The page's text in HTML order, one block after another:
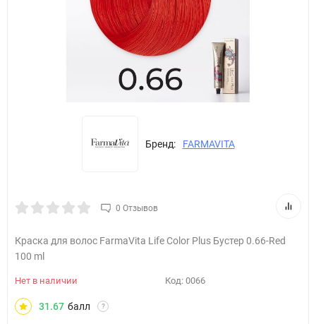
Бренд: FARMAVITA
0 Отзывов
Краска для волос FarmaVita Life Color Plus Бустер 0.66-Red
100 ml
Нет в наличии Код: 0066
31.67 балл ?